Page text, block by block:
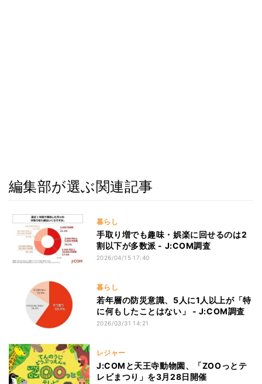
編集部が選ぶ関連記事
暮らし
手取り増でも趣味・娯楽に回せるのは2
割以下が多数派 - J:COM調査
2026/04/15 17:40
暮らし
若年層の防災意識、5人に1人以上が「特
に何もしたことはない」 - J:COM調査
2026/03/31 14:21
レジャー
J:COMと天王寺動物園、「ZOOっとテ
レビまつり」を3月28日開催